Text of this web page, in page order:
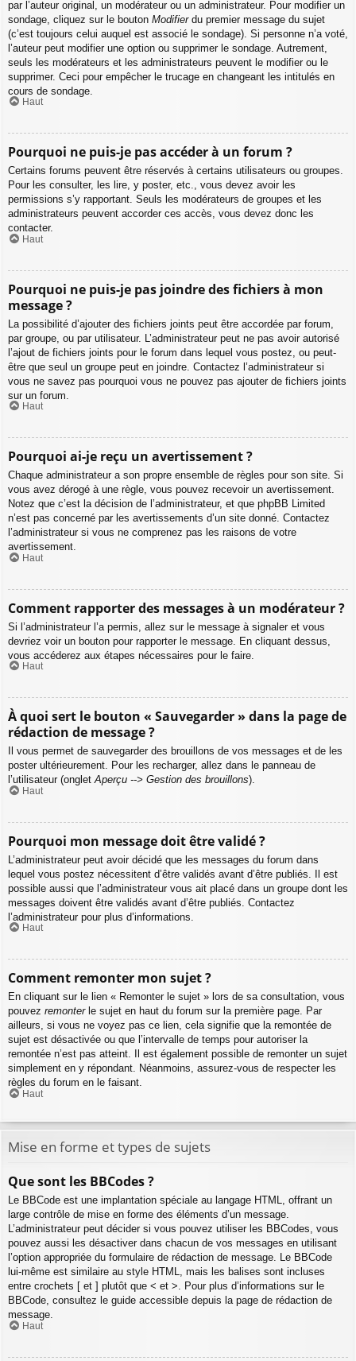
par l’auteur original, un modérateur ou un administrateur. Pour modifier un
sondage, cliquez sur le bouton Modifierdu premier message du sujet
(c’est toujours celui auquel est associé le sondage). Si personne n’a voté,
l’auteur peut modifier une option ou supprimer le sondage. Autrement,
seuls les modérateurs et les administrateurs peuvent le modifier ou le
supprimer. Ceci pour empêcher le trucage en changeant les intitulés en
cours de sondage.
Haut
Pourquoi ne puis-je pas accéder à un forum ?
Certains forums peuvent être réservés à certains utilisateurs ou groupes.
Pour les consulter, les lire, y poster, etc., vous devez avoir les
permissions s’y rapportant. Seuls les modérateurs de groupes et les
administrateurs peuvent accorder ces accès, vous devez donc les
contacter.
Haut
Pourquoi ne puis-je pas joindre des fichiers à mon
message ?
La possibilité d’ajouter des fichiers joints peut être accordée par forum,
par groupe, ou par utilisateur. L’administrateur peut ne pas avoir autorisé
l’ajout de fichiers joints pour le forum dans lequel vous postez, ou peut-
être que seul un groupe peut en joindre. Contactez l’administrateur si
vous ne savez pas pourquoi vous ne pouvez pas ajouter de fichiers joints
sur un forum.
Haut
Pourquoi ai-je reçu un avertissement ?
Chaque administrateur a son propre ensemble de règles pour son site. Si
vous avez dérogé à une règle, vous pouvez recevoir un avertissement.
Notez que c’est la décision de l’administrateur, et que phpBB Limited
n’est pas concerné par les avertissements d’un site donné. Contactez
l’administrateur si vous ne comprenez pas les raisons de votre
avertissement.
Haut
Comment rapporter des messages à un modérateur ?
Si l’administrateur l’a permis, allez sur le message à signaler et vous
devriez voir un bouton pour rapporter le message. En cliquant dessus,
vous accéderez aux étapes nécessaires pour le faire.
Haut
À quoi sert le bouton « Sauvegarder » dans la page de
rédaction de message ?
Il vous permet de sauvegarder des brouillons de vos messages et de les
poster ultérieurement. Pour les recharger, allez dans le panneau de
l’utilisateur (ongletAperçu --> Gestion des brouillons).
Haut
Pourquoi mon message doit être validé ?
L’administrateur peut avoir décidé que les messages du forum dans
lequel vous postez nécessitent d’être validés avant d’être publiés. Il est
possible aussi que l’administrateur vous ait placé dans un groupe dont les
messages doivent être validés avant d’être publiés. Contactez
l’administrateur pour plus d’informations.
Haut
Comment remonter mon sujet ?
En cliquant sur le lien « Remonter le sujet » lors de sa consultation, vous
pouvez remonterle sujet en haut du forum sur la première page. Par
ailleurs, si vous ne voyez pas ce lien, cela signifie que la remontée de
sujet est désactivée ou que l’intervalle de temps pour autoriser la
remontée n’est pas atteint. Il est également possible de remonter un sujet
simplement en y répondant. Néanmoins, assurez-vous de respecter les
règles du forum en le faisant.
Haut
Mise en forme et types de sujets
Que sont les BBCodes ?
Le BBCode est une implantation spéciale au langage HTML, offrant un
large contrôle de mise en forme des éléments d’un message.
L’administrateur peut décider si vous pouvez utiliser les BBCodes, vous
pouvez aussi les désactiver dans chacun de vos messages en utilisant
l’option appropriée du formulaire de rédaction de message. Le BBCode
lui-même est similaire au style HTML, mais les balises sont incluses
entre crochets [ et ] plutôt que < et >. Pour plus d’informations sur le
BBCode, consultez le guide accessible depuis la page de rédaction de
message.
Haut